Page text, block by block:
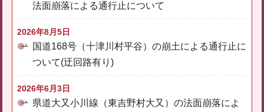
法面崩落による通行止について
2026年8月5日
国道168号（十津川村平谷）の崩土による通行止に
ついて(迂回路有り)
2026年6月3日
県道大又小川線（東吉野村大又）の法面崩落によ